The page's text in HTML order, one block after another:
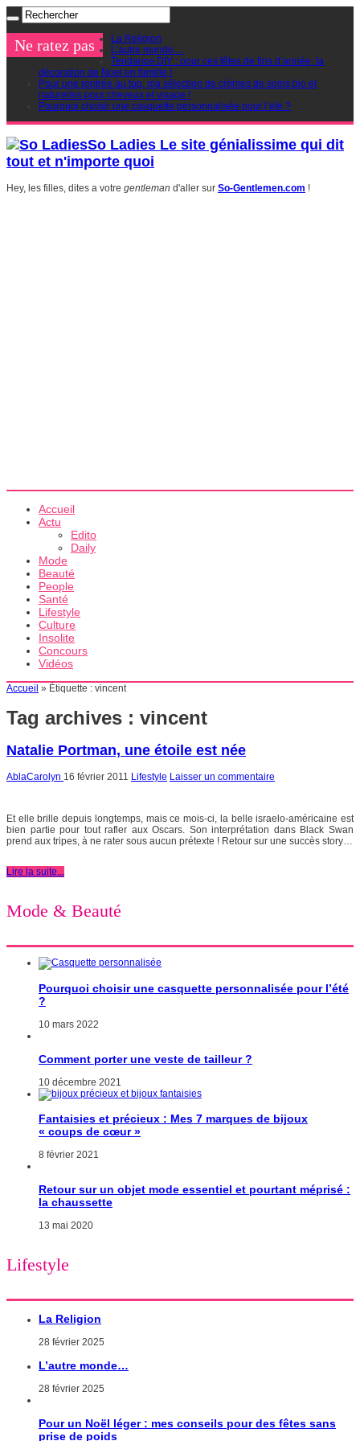
Ne ratez pas
La Religion
L’autre monde…
Tendance DIY : pour ces fêtes de fins d’année, la
décoration de Noel en famille !
Pour une rentrée au top, ma sélection de crèmes de soins bio et
naturelles pour cheveux et visage !
Pourquoi choisir une casquette personnalisée pour l’été ?
So Ladies Le site génialissime qui dit
tout et n'importe quoi
Hey, les filles, dites a votre gentleman d'aller sur So-Gentlemen.com !
Accueil
Actu
Edito
Daily
Mode
Beauté
People
Santé
Lifestyle
Culture
Insolite
Concours
Vidéos
Accueil » Étiquette : vincent
Tag archives : vincent
Natalie Portman, une étoile est née
AblaCarolyn 16 février 2011 Lifestyle Laisser un commentaire
Et elle brille depuis longtemps, mais ce mois-ci, la belle israelo-américaine est
bien partie pour tout rafler aux Oscars. Son interprétation dans Black Swan
prend aux tripes, à ne rater sous aucun prétexte ! Retour sur une succès story…
Lire la suite...
Mode & Beauté
Pourquoi choisir une casquette personnalisée pour l’été
?
10 mars 2022
Comment porter une veste de tailleur ?
10 décembre 2021
Fantaisies et précieux : Mes 7 marques de bijoux
« coups de cœur »
8 février 2021
Retour sur un objet mode essentiel et pourtant méprisé :
la chaussette
13 mai 2020
Lifestyle
La Religion
28 février 2025
L’autre monde…
28 février 2025
Pour un Noël léger : mes conseils pour des fêtes sans
prise de poids